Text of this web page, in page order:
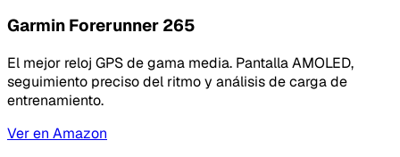
Garmin Forerunner 265
El mejor reloj GPS de gama media. Pantalla AMOLED,
seguimiento preciso del ritmo y análisis de carga de
entrenamiento.
Ver en Amazon